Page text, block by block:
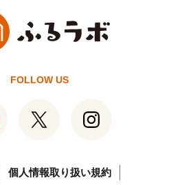
FOLLOW US
個人情報取り扱い規約